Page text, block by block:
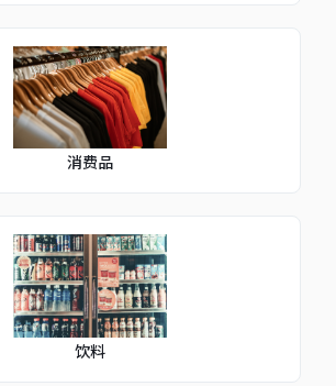
消费品
饮料